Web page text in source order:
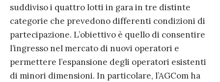
suddiviso i quattro lotti in gara in tre distinte
categorie che prevedono differenti condizioni di
partecipazione. L’obiettivo è quello di consentire
l’ingresso nel mercato di nuovi operatori e
permettere l’espansione degli operatori esistenti
di minori dimensioni. In particolare, l’AGCom ha